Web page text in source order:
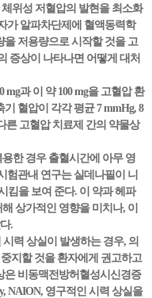
위성 저혈압의 발현을 최소화
가 알파차단제에 혈액동력학
을 저용량으로 시작할 것을 고
증상이 나타나면 어떻게 대처
mg과 이 약 100 mg을 고혈압 환
혈압이 각각 평균 7 mmHg, 8
른 고혈압 치료제 간의 약물상
한 경우 출혈시간에 아무 영
험관내 연구는 실데나필이 니
킴을 보여 준다. 이 약과 헤파
상가적인 영향을 미치나, 이
.
력 상실이 발생하는 경우, 의
지할 것을 환자에게 권고하고
은 비동맥전방허혈성시신경증
NAION, 영구적인 시력 상실을